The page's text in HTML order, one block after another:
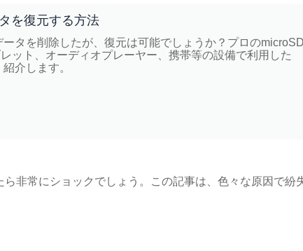
を復元する方法
タを削除したが、復元は可能でしょうか？プロの
ット、オーディオプレーヤー、携帯等の設備で利用した
介します。
非常にショックでしょう。この記事は、色々な原因で紛